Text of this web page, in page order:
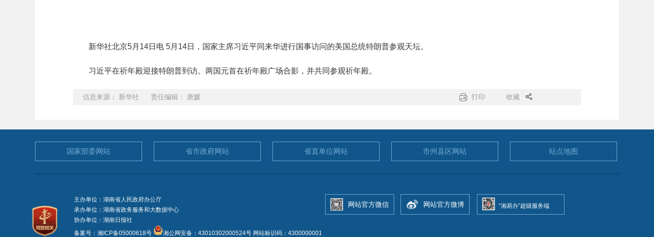
新华社北京5月14日电 5月14日，国家主席习近平同来华进行国事访问的美国总统特朗普参观天坛。
习近平在祈年殿迎接特朗普到访。两国元首在祈年殿广场合影，并共同参观祈年殿。
信息来源： 新华社 责任编辑： 唐媛 打印 收藏
国家部委网站 省市政府网站 省直单位网站 市州县区网站 站点地图
主办单位：湖南省人民政府办公厅
承办单位：湖南省政务服务和大数据中心
协办单位：湖南日报社
备案号：湘ICP备05000618号
湘公网安备：43010302000524号 网站标识码：4300000001
网站官方微信 网站官方微博 “湘易办”超级服务端